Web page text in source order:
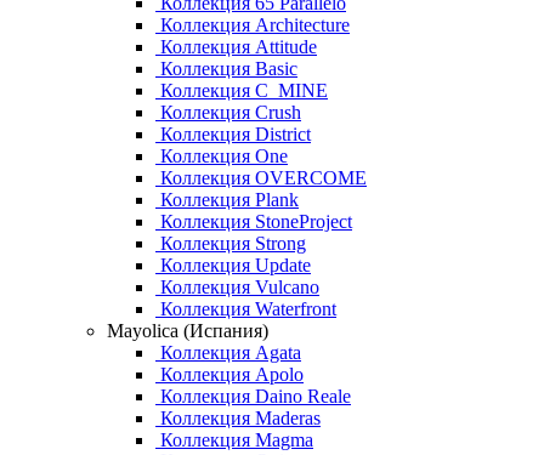
Коллекция Architecture
Коллекция Attitude
Коллекция Basic
Коллекция C_MINE
Коллекция Crush
Коллекция District
Коллекция One
Коллекция OVERCOME
Коллекция Plank
Коллекция StoneProject
Коллекция Strong
Коллекция Update
Коллекция Vulcano
Коллекция Waterfront
Mayolica (Испания)
Коллекция Agata
Коллекция Apolo
Коллекция Daino Reale
Коллекция Maderas
Коллекция Magma